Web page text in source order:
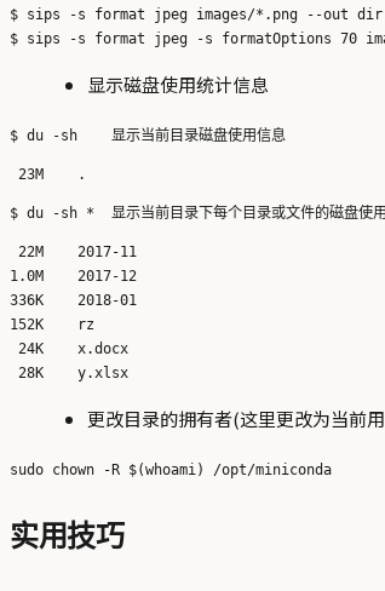
$ sips -s format jpeg images/*.png --
显示磁盘使用统计信息
22M    2017-11
1.0M    2017-12
336K    2018-01
152K    rz
24K    x.docx
更改目录的拥有者(这里更改为当前
实用技巧